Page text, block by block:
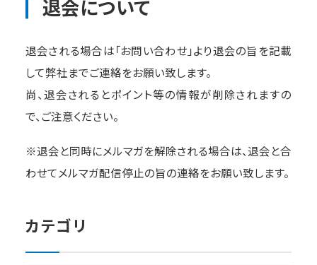
退会について
退会される場合は「お問い合わせ」より退会の旨を記載
して弊社までご連絡をお願い致します。
尚、退会されるとポイント等の情報が削除されますの
で、ご注意ください。
※退会と同時にメルマガを解除される場合は、退会と合
わせてメルマガ配信停止の旨の連絡をお願い致します。
カテゴリ